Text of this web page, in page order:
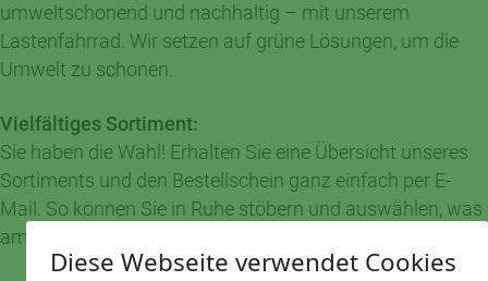
umweltschonend und nachhaltig – mit unserem
Lastenfahrrad. Wir setzen auf grüne Lösungen, um die
Umwelt zu schonen.
Vielfältiges Sortiment:
Sie haben die Wahl! Erhalten Sie eine Übersicht unseres
Sortiments und den Bestellschein ganz einfach per E-
Mail. So können Sie in Ruhe stöbern und auswählen, was
am besten zu Ihrer Speisekammer passt.
Diese Webseite verwendet Cookies